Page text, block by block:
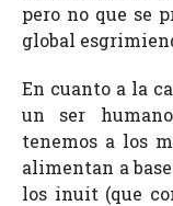
pero no que se
global
En cuanto a la
un ser
tenemos a los
alimentan a
los inuit (que